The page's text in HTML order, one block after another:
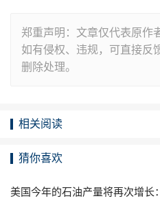
郑重声明：文章仅代表原作
如有侵权、违规，可直接反
删除处理。
相关阅读
猜你喜欢
美国今年的石油产量将再次增长